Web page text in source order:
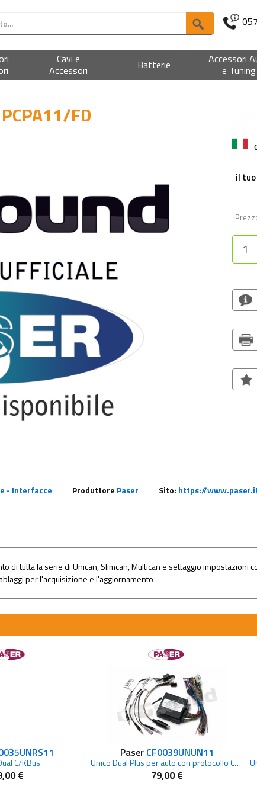
Cavi e
Accessori
Batterie
Accessori
e Tuning
FD
il
- Interfacce Produttore Paser Sito: https://
di tutta la serie di Unican, Slimcan, Multican e settaggio impostazioni
per l'acquisizione e l'aggiornamento
C/KBus
€
Paser CF0039UNUN11
Unico Dual Plus per auto con protocollo Canbus,Kbus e resistivo
79,00 €